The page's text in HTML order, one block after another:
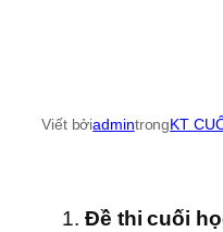
Viết bởiadmintrongKT
Đề thi cuối